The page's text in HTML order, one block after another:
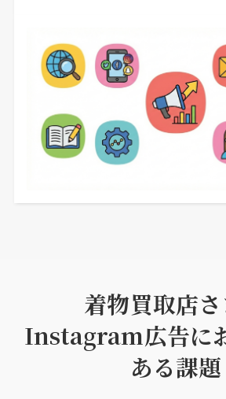
着物買取店
Instagram広告に
ある課題